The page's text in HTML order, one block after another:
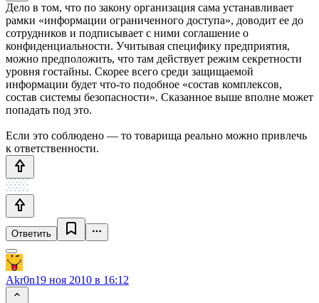
Дело в том, что по закону организация сама устанавливает
рамки «информации ограниченного доступа», доводит ее до
сотрудников и подписывает с ними соглашение о
конфиденциальности. Учитывая специфику предприятия,
можно предположить, что там действует режим секретности
уровня гостайны. Скорее всего среди защищаемой
информации будет что-то подобное «состав комплексов,
состав системы безопасности». Сказанное выше вполне может
попадать под это.
Если это соблюдено — то товарища реально можно привлечь
к ответственности.
Ответить
Akr0n19 ноя 2010 в 16:12